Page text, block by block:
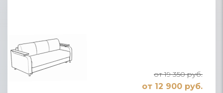
от 19 350 руб.
от 12 900 руб.